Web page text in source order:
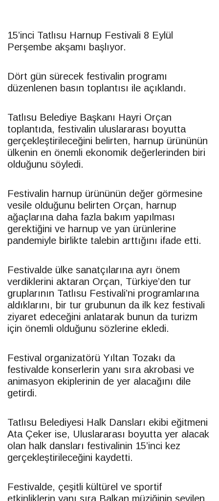
15’inci Tatlısu Harnup Festivali 8 Eylül
Perşembe akşamı başlıyor.
Dört gün sürecek festivalin programı
düzenlenen basın toplantısı ile açıklandı.
Tatlısu Belediye Başkanı Hayri Orçan
toplantıda, festivalin uluslararası boyutta
gerçekleştirileceğini belirten, harnup ürününün
ülkenin en önemli ekonomik değerlerinden biri
olduğunu söyledi.
Festivalin harnup ürününün değer görmesine
vesile olduğunu belirten Orçan, harnup
ağaçlarına daha fazla bakım yapılması
gerektiğini ve harnup ve yan ürünlerine
pandemiyle birlikte talebin arttığını ifade etti.
Festivalde ülke sanatçılarına ayrı önem
verdiklerini aktaran Orçan, Türkiye’den tur
gruplarının Tatlısu Festivali’ni programlarına
aldıklarını, bir tur grubunun da ilk kez festivali
ziyaret edeceğini anlatarak bunun da turizm
için önemli olduğunu sözlerine ekledi.
Festival organizatörü Yıltan Tozakı da
festivalde konserlerin yanı sıra akrobasi ve
animasyon ekiplerinin de yer alacağını dile
getirdi.
Tatlısu Belediyesi Halk Dansları ekibi eğitmeni
Ata Çeker ise, Uluslararası boyutta yer alacak
olan halk dansları festivalinin 15’inci kez
gerçekleştirileceğini kaydetti.
Festivalde, çeşitli kültürel ve sportif
etkinliklerin yanı sıra Balkan müziğinin sevilen